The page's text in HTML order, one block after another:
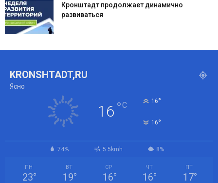
Кронштадт продолжает динамично
развиваться
KRONSHTADT,RU
Ясно
16 °C 16°
16°
74% 5.5kmh 8%
ПН
23°
ВТ
19°
СР
16°
ЧТ
16°
ПТ
17°